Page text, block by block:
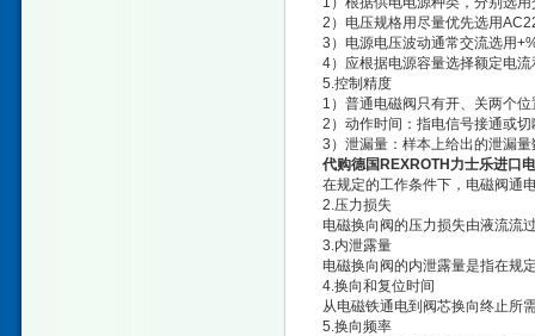
2）电压规格用尽量优先选用
3）电源电压波动通常交流选用
4）应根据电源容量选择额定电
5.控制精度
1）普通电磁阀只有开、关两个
2）动作时间：指电信号接通或
3）泄漏量：样本上给出的泄漏
代购德国REXROTH力士乐进口
在规定的工作条件下，电磁阀通
2.压力损失
电磁换向阀的压力损失由液流流
3.内泄露量
电磁换向阀的内泄露量是指在规
4.换向和复位时间
从电磁铁通电到阀芯换向终止所
5.换向频率